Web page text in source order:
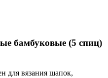
бамбуковые (5 спиц)
для вязания шапок,